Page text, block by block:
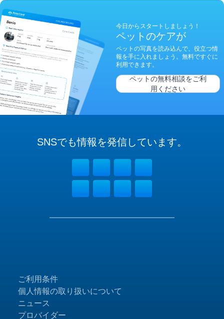
今日からスタートしましょう！
ペットのケアが
ペットの写真を読み込んで、役立つ情
報を手に入れましょう。無料ですぐに
利用できます。
ペットの無料相談をご利
用ください
ご利用条件
個人情報の取り扱いについて
ニュース
プロバイダー
SNSでも情報を発信しています。